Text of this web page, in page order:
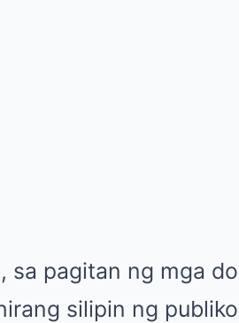
sa pagitan ng mga
silipin ng